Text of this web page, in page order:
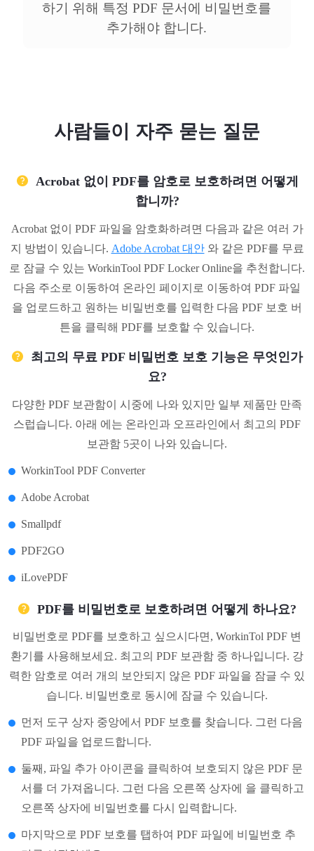
하기 위해 특정 PDF 문서에 비밀번호를
추가해야 합니다.
사람들이 자주 묻는 질문
Acrobat 없이 PDF를 암호로 보호하려면 어떻게
합니까?
Acrobat 없이 PDF 파일을 암호화하려면 다음과 같은 여러 가
지 방법이 있습니다. Adobe Acrobat 대안와 같은 PDF를 무료
로 잠글 수 있는 WorkinTool PDF Locker Online을 추천합니다.
다음 주소로 이동하여 온라인 페이지로 이동하여 PDF 파일
을 업로드하고 원하는 비밀번호를 입력한 다음 PDF 보호 버
튼을 클릭해 PDF를 보호할 수 있습니다.
최고의 무료 PDF 비밀번호 보호 기능은 무엇인가
요?
다양한 PDF 보관함이 시중에 나와 있지만 일부 제품만 만족
스럽습니다. 아래 에는 온라인과 오프라인에서 최고의 PDF
보관함 5곳이 나와 있습니다.
WorkinTool PDF Converter
Adobe Acrobat
Smallpdf
PDF2GO
iLovePDF
PDF를 비밀번호로 보호하려면 어떻게 하나요?
비밀번호로 PDF를 보호하고 싶으시다면, WorkinTol PDF 변
환기를 사용해보세요. 최고의 PDF 보관함 중 하나입니다. 강
력한 암호로 여러 개의 보안되지 않은 PDF 파일을 잠글 수 있
습니다. 비밀번호로 동시에 잠글 수 있습니다.
먼저 도구 상자 중앙에서 PDF 보호를 찾습니다. 그런 다음
PDF 파일을 업로드합니다.
둘째, 파일 추가 아이콘을 클릭하여 보호되지 않은 PDF 문
서를 더 가져옵니다. 그런 다음 오른쪽 상자에 을 클릭하고
오른쪽 상자에 비밀번호를 다시 입력합니다.
마지막으로 PDF 보호를 탭하여 PDF 파일에 비밀번호 추